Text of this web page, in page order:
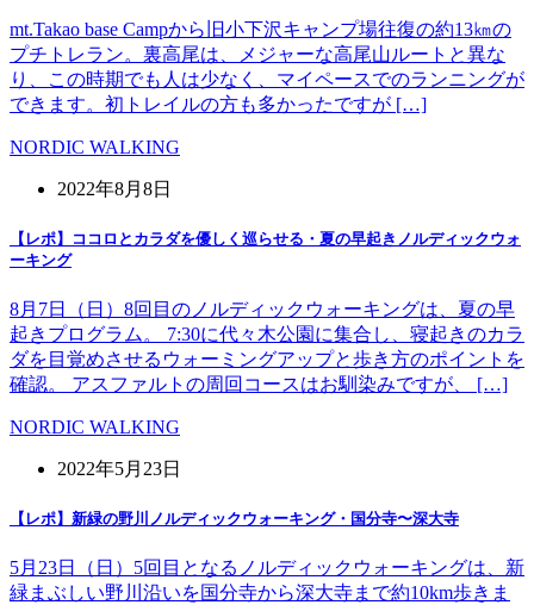
mt.Takao base Campから旧小下沢キャンプ場往復の約13㎞の
プチトレラン。裏高尾は、メジャーな高尾山ルートと異な
り、この時期でも人は少なく、マイペースでのランニングが
できます。初トレイルの方も多かったですが […]
NORDIC WALKING
2022年8月8日
【レポ】ココロとカラダを優しく巡らせる・夏の早起きノルディックウォ
ーキング
8月7日（日）8回目のノルディックウォーキングは、夏の早
起きプログラム。 7:30に代々木公園に集合し、寝起きのカラ
ダを目覚めさせるウォーミングアップと歩き方のポイントを
確認。 アスファルトの周回コースはお馴染みですが、 […]
NORDIC WALKING
2022年5月23日
【レポ】新緑の野川ノルディックウォーキング・国分寺〜深大寺
5月23日（日）5回目となるノルディックウォーキングは、新
緑まぶしい野川沿いを国分寺から深大寺まで約10km歩きま